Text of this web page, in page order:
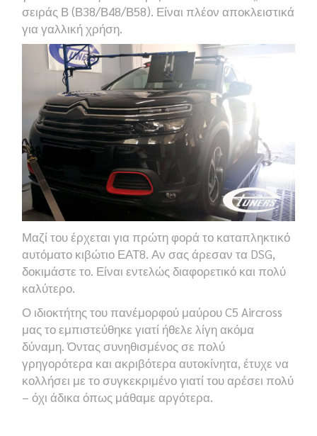
σειράς Β (Β38/Β48/Β58). Είναι πλέον αποκλειστικά
για γαλλική χρήση.
Μαζί του έρχεται για πρώτη φορά το καταπληκτικό
αυτόματο κιβώτιο ΕΑΤ8. Αν σας άρεσαν τα DSG,
δοκιμάστε το. Είναι εντελώς διαφορετικό και πολύ
καλύτερο.
Ο ιδιοκτήτης του πανέμορφού μαύρου C5 Aircross
μας το εμπιστεύθηκε γιατί ήθελε λίγη ακόμα
δύναμη. Όντας συνηθισμένος σε πολύ
γρηγορότερα και ακριβότερα αυτοκίνητα, έτυχε να
κολλήσει με το συγκεκριμένο γιατί του αρέσει πολύ
– όχι άδικα όπως μάθαμε αργότερα.